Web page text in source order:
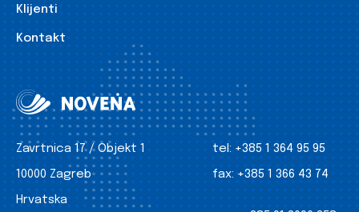
Klijenti
Kontakt
Zavrtnica 17 / Objekt 1
10000 Zagreb
Hrvatska
tel: +385 1 364 95 95
fax: +385 1 366 43 74